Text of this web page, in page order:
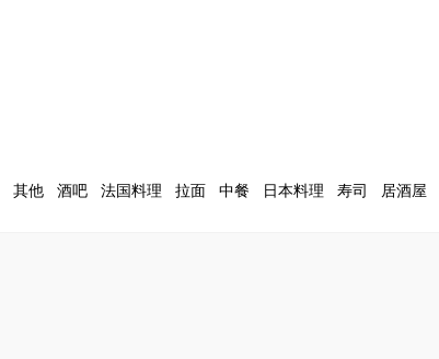
其他 酒吧 法国料理 拉面 中餐 日本料理 寿司 居酒屋